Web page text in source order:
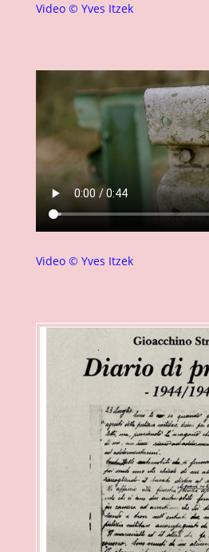
Video © Yves Itzek
Video © Yves Itzek